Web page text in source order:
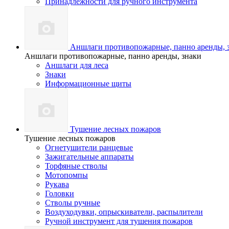
Аншлаги противопожарные, панно аренды,
Аншлаги противопожарные, панно аренды, знаки
Аншлаги для леса
Знаки
Информационные щиты
Тушение лесных пожаров
Тушение лесных пожаров
Огнетушители ранцевые
Зажигательные аппараты
Торфяные стволы
Мотопомпы
Рукава
Головки
Стволы ручные
Воздуходувки, опрыскиватели, распылители
Ручной инструмент для тушения пожаров